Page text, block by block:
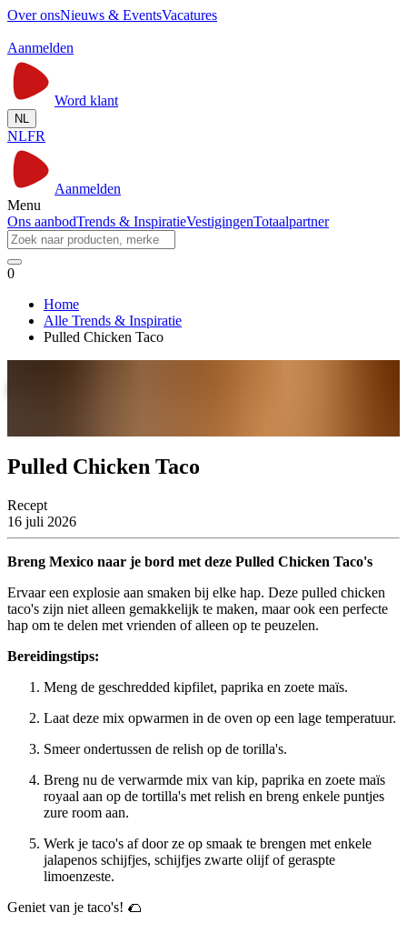
Over onsNieuws & EventsVacatures
Aanmelden
Word klant
NL
NLFR
Aanmelden
Menu
Ons aanbodTrends & InspiratieVestigingenTotaalpartner
0
Home
Alle Trends & Inspiratie
Pulled Chicken Taco
Pulled Chicken Taco
Recept
16 juli 2026
Breng Mexico naar je bord met deze Pulled Chicken Taco's
Ervaar een explosie aan smaken bij elke hap. Deze pulled chicken
taco's zijn niet alleen gemakkelijk te maken, maar ook een perfecte
hap om te delen met vrienden of alleen op te peuzelen.
Bereidingstips:
Meng de geschredded kipfilet, paprika en zoete maïs.
Laat deze mix opwarmen in de oven op een lage temperatuur.
Smeer ondertussen de relish op de torilla's.
Breng nu de verwarmde mix van kip, paprika en zoete maïs
royaal aan op de tortilla's met relish en breng enkele puntjes
zure room aan.
Werk je taco's af door ze op smaak te brengen met enkele
jalapenos schijfjes, schijfjes zwarte olijf of geraspte
limoenzeste.
Geniet van je taco's! 🌮